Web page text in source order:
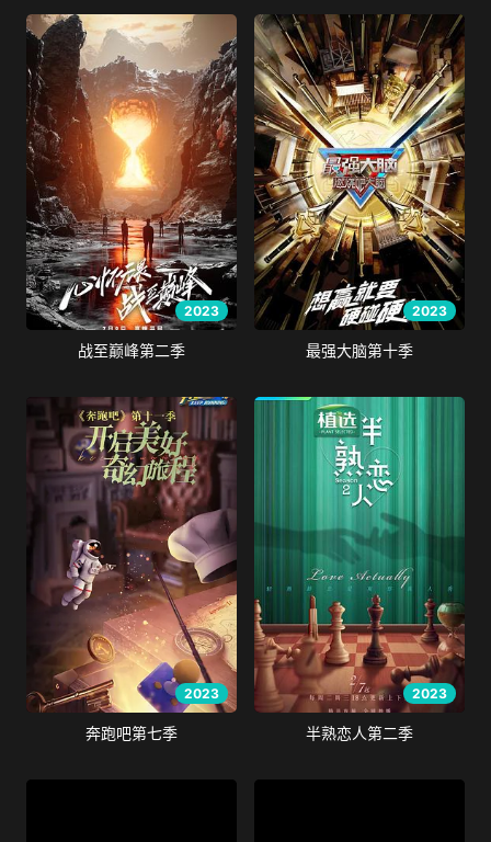
2023
战至巅峰第二季
2023
最强大脑第十季
2023
奔跑吧第七季
2023
半熟恋人第二季